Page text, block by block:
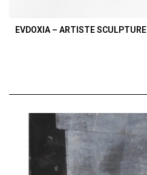
EVDOXIA – ARTISTE SCULPTURE